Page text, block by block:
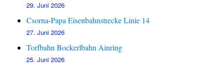
29. Juni 2026
Csorna-Papa Eisenbahnstrecke Linie 14
27. Juni 2026
Torfbahn Bockerlbahn Ainring
25. Juni 2026